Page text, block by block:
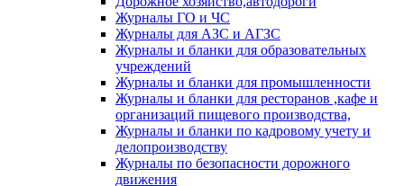
Журналы ГО и ЧС
Журналы для АЗС и АГЗС
Журналы и бланки для образовательных
учреждений
Журналы и бланки для промышленности
Журналы и бланки для ресторанов ,кафе и
организаций пищевого производства,
Журналы и бланки по кадровому учету и
делопроизводству
Журналы по безопасности дорожного
движения